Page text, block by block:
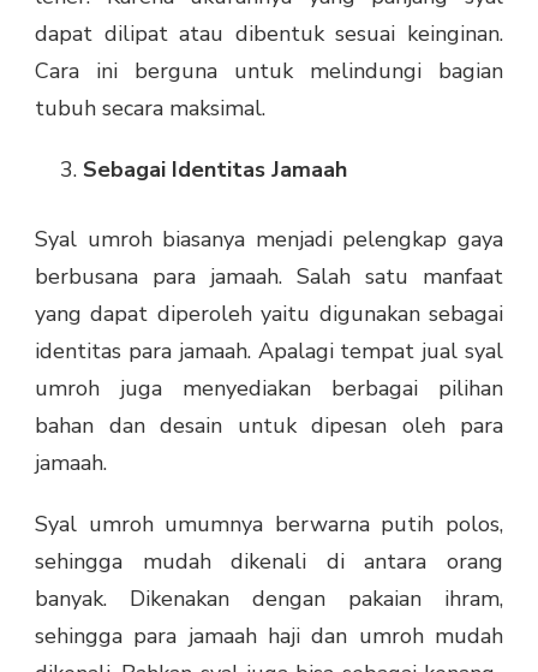
dapat dilipat atau dibentuk sesuai keinginan.
Cara ini berguna untuk melindungi bagian
tubuh secara maksimal.
Sebagai Identitas Jamaah
Syal umroh biasanya menjadi pelengkap gaya
berbusana para jamaah. Salah satu manfaat
yang dapat diperoleh yaitu digunakan sebagai
identitas para jamaah. Apalagi tempat jual syal
umroh juga menyediakan berbagai pilihan
bahan dan desain untuk dipesan oleh para
jamaah.
Syal umroh umumnya berwarna putih polos,
sehingga mudah dikenali di antara orang
banyak. Dikenakan dengan pakaian ihram,
sehingga para jamaah haji dan umroh mudah